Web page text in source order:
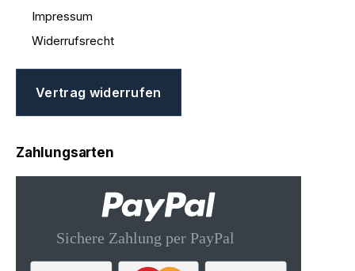
Impressum
Widerrufsrecht
Vertrag widerrufen
Zahlungsarten